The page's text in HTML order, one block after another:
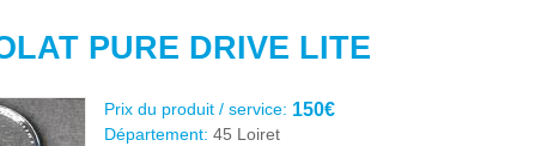
PURE DRIVE LITE
Prix du produit / service: 150€
Département: 45 Loiret